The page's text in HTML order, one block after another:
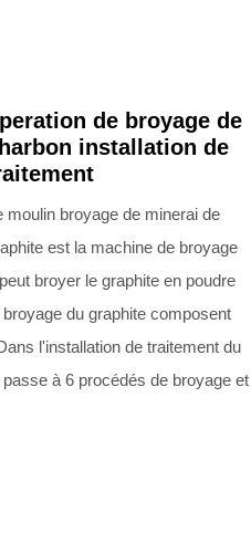
de broyage de
installation de
moulin broyage de minerai de
est la machine de broyage
broyer le graphite en poudre
du graphite composent
l'installation de traitement du
à 6 procédés de broyage et